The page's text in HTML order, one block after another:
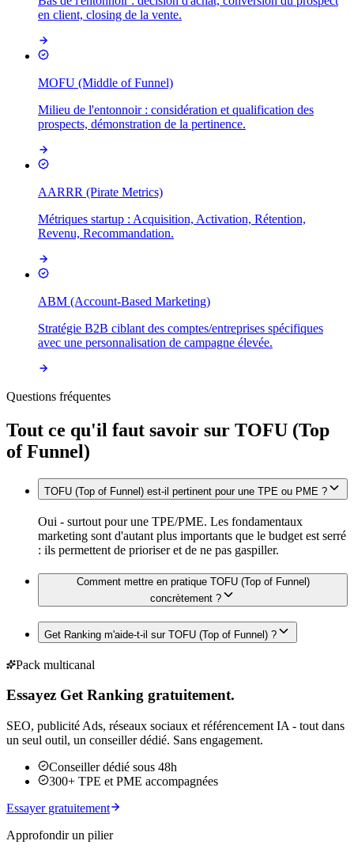
en client, closing de la vente.
MOFU (Middle of Funnel)
Milieu de l'entonnoir : considération et qualification des
prospects, démonstration de la pertinence.
AARRR (Pirate Metrics)
Métriques startup : Acquisition, Activation, Rétention,
Revenu, Recommandation.
ABM (Account-Based Marketing)
Stratégie B2B ciblant des comptes/entreprises spécifiques
avec une personnalisation de campagne élevée.
Questions fréquentes
Tout ce qu'il faut savoir sur TOFU (Top
of Funnel)
TOFU (Top of Funnel) est-il pertinent pour une TPE ou PME ?
Oui - surtout pour une TPE/PME. Les fondamentaux
marketing sont d'autant plus importants que le budget est serré
: ils permettent de prioriser et de ne pas gaspiller.
Comment mettre en pratique TOFU (Top of Funnel)
concrètement ?
Get Ranking m'aide-t-il sur TOFU (Top of Funnel) ?
Pack multicanal
Essayez Get Ranking gratuitement.
SEO, publicité Ads, réseaux sociaux et référencement IA - tout dans
un seul outil, un conseiller dédié. Sans engagement.
Conseiller dédié sous 48h
300+ TPE et PME accompagnées
Essayer gratuitement
Approfondir un pilier